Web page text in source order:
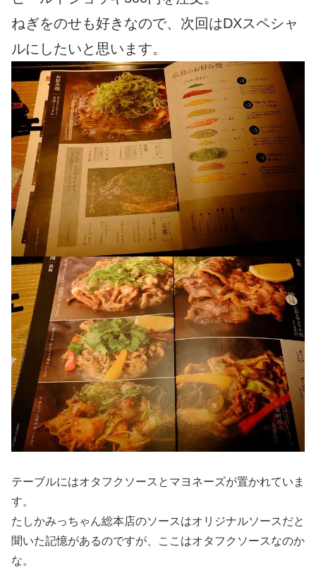
ねぎをのせも好きなので、次回はDXスペシャ
ルにしたいと思います。
テーブルにはオタフクソースとマヨネーズが置かれていま
す。
たしかみっちゃん総本店のソースはオリジナルソースだと
聞いた記憶があるのですが、ここはオタフクソースなのか
な。